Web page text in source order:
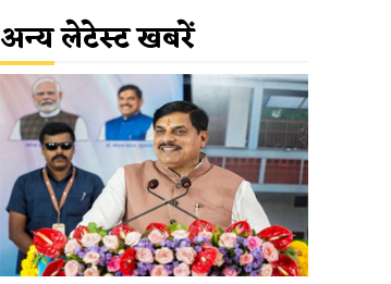
अन्य लेटेस्ट खबरें